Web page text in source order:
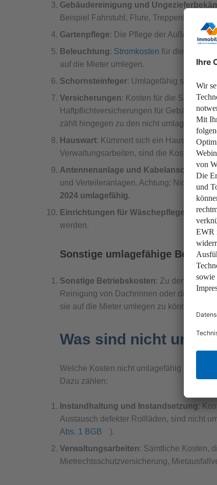
Gebäudereinigung und
Beispiel Fahrstuhl, Flure, Treppenhaus,
Gartenpflege: Die Pflege der
Beleuchtung: Stromkosten für die Innen-
auf die Mieter umlegen.
Schornsteinfeger: Umlagefähig sind
Versicherungen: Kosten für die Sach-
Haftpflichtversicherungen für Gebäude,
zählt hingegen zu den nicht
Hauswart: Kümmert sich ein Hausmeister
Verwaltungsarbeiten, sind die Kosten
Antennenanlage und Kabelanschluss:
und Verteileranlagen. Achtung: Nicht
2024 umlagefähig.
Einrichtungen für Wäschepflege
:
werden.
Sonstige umlagefähige
Sonstige Betriebskosten: Zu den
Reinigung von Dachrinnen oder die
sie auf die Mieter umlegen zu können.
Was sind nicht
Welche Kosten nicht umlagefähig sind
Dazu zählen:
Instandhaltung und Instandsetzung:
Austausch defekter Rollläden, sind nicht
Abs. 1 BGB
).
Verwaltungsarbeiten: Sämtliche Kosten,
Mietrechtsschutzversicherung,